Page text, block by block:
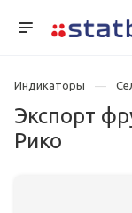
Индикаторы
Экспорт
Рико